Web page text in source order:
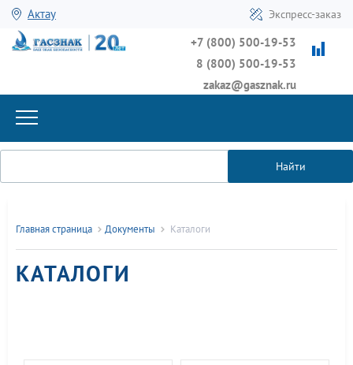
Актау Экспресс-заказ
+7 (800) 500-19-53
8 (800) 500-19-53
zakaz@gasznak.ru
Найти
Главная страница Документы Каталоги
КАТАЛОГИ